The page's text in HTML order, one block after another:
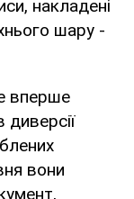
накладені
шару -
вперше
вони